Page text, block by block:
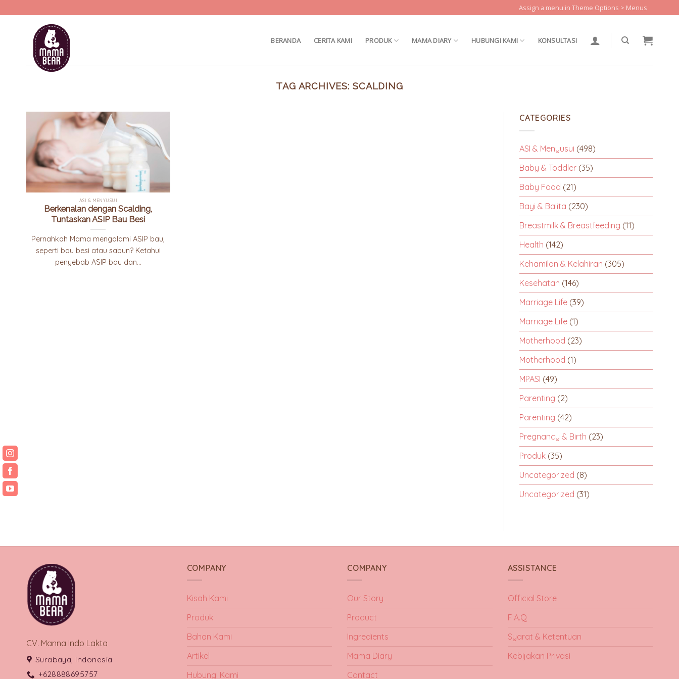
Assign a menu in Theme Options > Menus
BERANDA CERITA KAMI PRODUK MAMA DIARY HUBUNGI KAMI KONSULTASI
TAG ARCHIVES: SCALDING
ASI & MENYUSUI
Berkenalan dengan Scalding,
Tuntaskan ASIP Bau Besi
Pernahkah Mama mengalami ASIP bau,
seperti bau besi atau sabun? Ketahui
penyebab ASIP bau dan...
CATEGORIES
ASI & Menyusui (498)
Baby & Toddler (35)
Baby Food (21)
Bayi & Balita (230)
Breastmilk & Breastfeeding (11)
Health (142)
Kehamilan & Kelahiran (305)
Kesehatan (146)
Marriage Life (39)
Marriage Life (1)
Motherhood (23)
Motherhood (1)
MPASI (49)
Parenting (2)
Parenting (42)
Pregnancy & Birth (23)
Produk (35)
Uncategorized (8)
Uncategorized (31)
CV. Manna Indo Lakta
Surabaya, Indonesia
+628888695757
COMPANY
Kisah Kami
Produk
Bahan Kami
Artikel
Hubungi Kami
COMPANY
Our Story
Product
Ingredients
Mama Diary
Contact
ASSISTANCE
Official Store
F.A.Q
Syarat & Ketentuan
Kebijakan Privasi